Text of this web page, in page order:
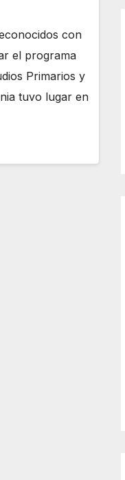
con
el programa
Primarios y
tuvo lugar en